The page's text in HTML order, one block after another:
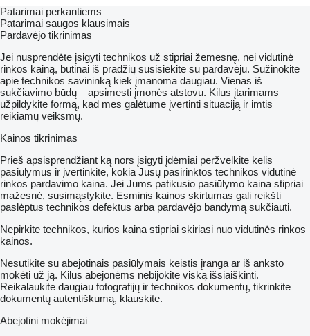
Patarimai perkantiems
Patarimai saugos klausimais
Pardavėjo tikrinimas
Jei nusprendėte įsigyti technikos už stipriai žemesnę, nei vidutinė
rinkos kainą, būtinai iš pradžių susisiekite su pardavėju. Sužinokite
apie technikos savininką kiek įmanoma daugiau. Vienas iš
sukčiavimo būdų – apsimesti įmonės atstovu. Kilus įtarimams
užpildykite formą, kad mes galėtume įvertinti situaciją ir imtis
reikiamų veiksmų.
Kainos tikrinimas
Prieš apsisprendžiant ką nors įsigyti įdėmiai peržvelkite kelis
pasiūlymus ir įvertinkite, kokia Jūsų pasirinktos technikos vidutinė
rinkos pardavimo kaina. Jei Jums patikusio pasiūlymo kaina stipriai
mažesnė, susimąstykite. Esminis kainos skirtumas gali reikšti
paslėptus technikos defektus arba pardavėjo bandymą sukčiauti.
Nepirkite technikos, kurios kaina stipriai skiriasi nuo vidutinės rinkos
kainos.
Nesutikite su abejotinais pasiūlymais keistis įranga ar iš anksto
mokėti už ją. Kilus abejonėms nebijokite viską išsiaiškinti.
Reikalaukite daugiau fotografijų ir technikos dokumentų, tikrinkite
dokumentų autentiškumą, klauskite.
Abejotini mokėjimai